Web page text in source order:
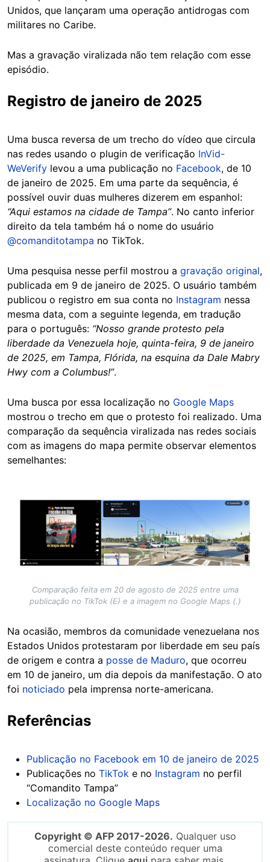
Unidos, que lançaram uma operação antidrogas com
militares no Caribe.
Mas a gravação viralizada não tem relação com esse
episódio.
Registro de janeiro de 2025
Uma busca reversa de um trecho do vídeo que circula
nas redes usando o plugin de verificação InVid-
WeVerify levou a uma publicação no Facebook, de 10
de janeiro de 2025. Em uma parte da sequência, é
possível ouvir duas mulheres dizerem em espanhol:
“Aqui estamos na cidade de Tampa”. No canto inferior
direito da tela também há o nome do usuário
@comanditotampa no TikTok.
Uma pesquisa nesse perfil mostrou a gravação original,
publicada em 9 de janeiro de 2025. O usuário também
publicou o registro em sua conta no Instagram nessa
mesma data, com a seguinte legenda, em tradução
para o português: “Nosso grande protesto pela
liberdade da Venezuela hoje, quinta-feira, 9 de janeiro
de 2025, em Tampa, Flórida, na esquina da Dale Mabry
Hwy com a Columbus!”.
Uma busca por essa localização no Google Maps
mostrou o trecho em que o protesto foi realizado. Uma
comparação da sequência viralizada nas redes sociais
com as imagens do mapa permite observar elementos
semelhantes:
Comparação feita em 20 de agosto de 2025 entre uma
publicação no TikTok (E) e a imagem no Google Maps (.)
Na ocasião, membros da comunidade venezuelana nos
Estados Unidos protestaram por liberdade em seu país
de origem e contra a posse de Maduro, que ocorreu
em 10 de janeiro, um dia depois da manifestação. O ato
foi noticiado pela imprensa norte-americana.
Referências
Publicação no Facebook em 10 de janeiro de 2025
Publicações no TikTok e no Instagram no perfil
“Comandito Tampa”
Localização no Google Maps
Copyright © AFP 2017-2026. Qualquer uso
comercial deste conteúdo requer uma